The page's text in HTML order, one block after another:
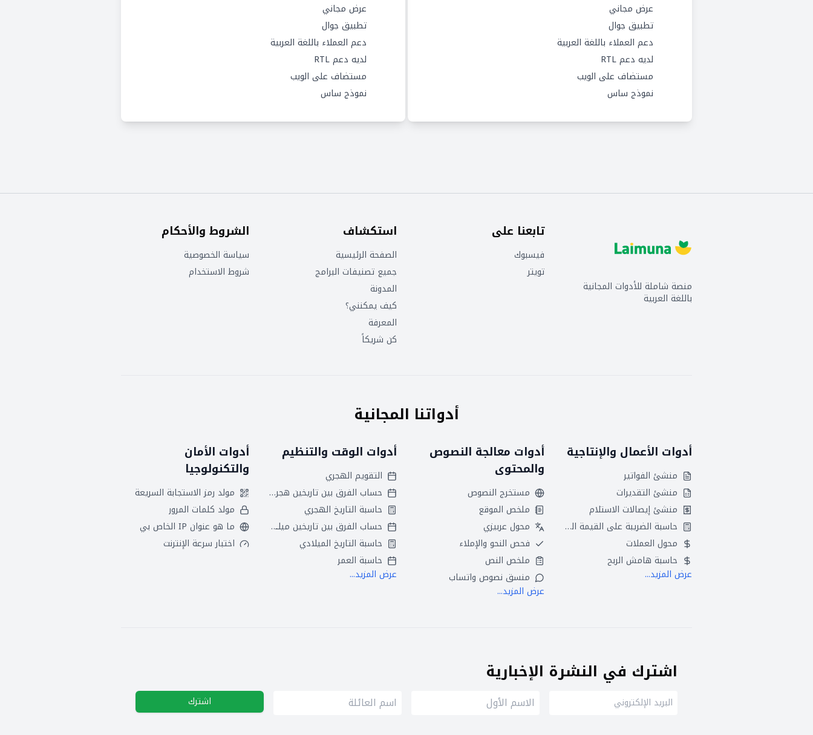
عرض مجاني
تطبيق جوال
دعم العملاء باللغة العربية
لديه دعم RTL
مستضاف على الويب
نموذج ساس
عرض مجاني
تطبيق جوال
دعم العملاء باللغة العربية
لديه دعم RTL
مستضاف على الويب
نموذج ساس
منصة شاملة للأدوات المجانية
باللغة العربية
تابعنا على
فيسبوك
تويتر
استكشاف
الصفحة الرئيسية
جميع تصنيفات البرامج
المدونة
كيف يمكنني؟
المعرفة
كن شريكاً
الشروط والأحكام
سياسة الخصوصية
شروط الاستخدام
أدواتنا المجانية
أدوات الأعمال والإنتاجية
منشئ الفواتير
منشئ التقديرات
منشئ إيصالات الاستلام
حاسبة الضريبة على القيمة المضافة
محول العملات
حاسبة هامش الربح
عرض المزيد...
أدوات معالجة النصوص
والمحتوى
مستخرج النصوص
ملخص الموقع
محول عربيزي
فحص النحو والإملاء
ملخص النص
منسق نصوص واتساب
عرض المزيد...
أدوات الوقت والتنظيم
التقويم الهجري
حساب الفرق بين تاريخين هجريين
حاسبة التاريخ الهجري
حساب الفرق بين تاريخين ميلاديين
حاسبة التاريخ الميلادي
حاسبة العمر
عرض المزيد...
أدوات الأمان
والتكنولوجيا
مولد رمز الاستجابة السريعة
مولد كلمات المرور
ما هو عنوان IP الخاص بي
اختبار سرعة الإنترنت
اشترك في النشرة الإخبارية
اشترك